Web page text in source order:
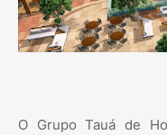
O Grupo Tauá de